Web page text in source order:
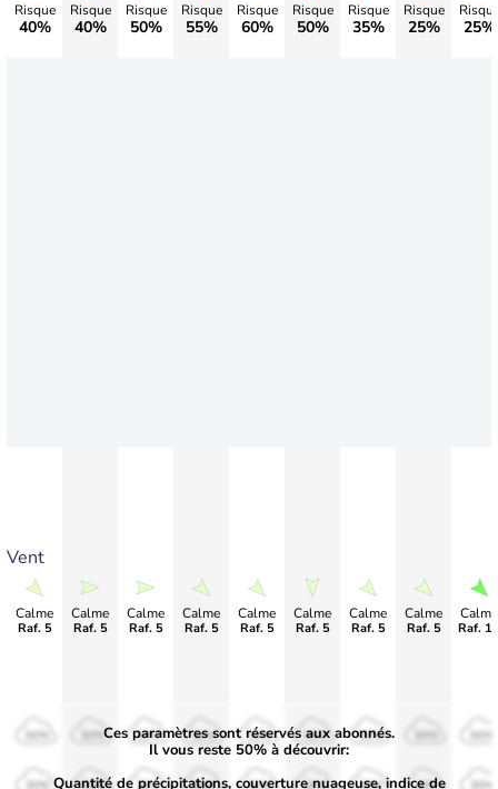
Vent
Risque
40%
Calme
Raf. 5
Risque
40%
Calme
Raf. 5
Risque
50%
Calme
Raf. 5
Risque
55%
Calme
Raf. 5
Risque
60%
Calme
Raf. 5
Risque
50%
Calme
Raf. 5
Risque
35%
Calme
Raf. 5
Risque
25%
Calme
Raf. 5
25%
Calme
Raf.
50%
30%
50%
30%
50%
30%
50%
30%
50%
30%
50%
30%
50%
30% 30% 30%
Ces paramètres sont réservés aux abonnés.
Il vous reste 50% à découvrir:
Quantité de précipitations, couverture nuageuse, indice de